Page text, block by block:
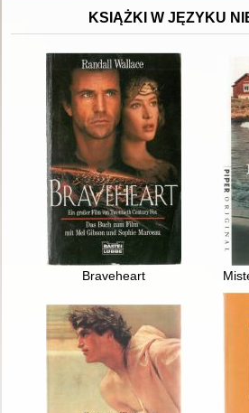
KSIĄŻKI W JĘZYKU
Braveheart